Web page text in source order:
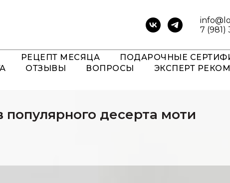
7 (981)
РЕЦЕПТ МЕСЯЦА ПОДАРОЧНЫЕ
ОТЗЫВЫ ВОПРОСЫ ЭКСПЕРТ
десерта моти